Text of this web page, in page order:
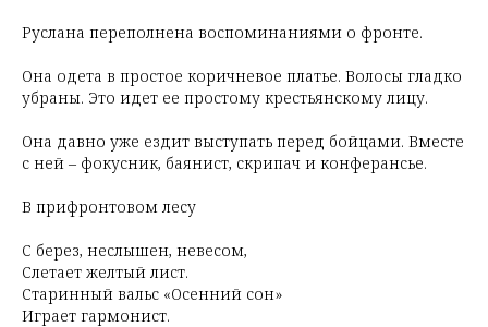
Руслана переполнена воспоминаниями о фронте.
Она одета в простое коричневое платье. Волосы гладко
убраны. Это идет ее простому крестьянскому лицу.
Она давно уже ездит выступать перед бойцами. Вместе
с ней – фокусник, баянист, скрипач и конферансье.
В прифронтовом лесу
С берез, неслышен, невесом,
Слетает желтый лист.
Старинный вальс «Осенний сон»
Играет гармонист.